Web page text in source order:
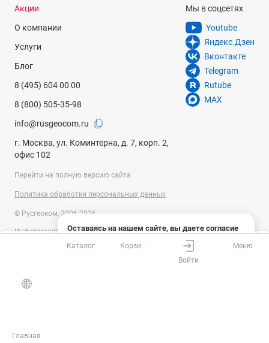
Оставаясь на нашем сайте, вы даете согласие
на использование файлов cookies и сбор данных
системами веб-аналитики
Акции
О компании
Услуги
Блог
8 (495) 604 00 00
8 (800) 505-35-98
info@rusgeocom.ru
г. Москва, ул. Коминтерна, д. 7, корп. 2,
офис 102
Мы в соцсетях
Youtube
Яндекс.Дзен
Вконтакте
Telegram
Rutube
MAX
Перейти на полную версию сайта
Политика обработки персональных данных
© Русгеоком, 2006-2026
Информация на сайте носит справочный характер и не является
публичной офертой, определяемой положениями Статьи 437
Гражданского кодекса Российской Федерации. Технические
изменены производителем без предварительного уведомления.
Уточняйте информацию у наших менеджеров.
Главная
Каталог
Корзина
Войти
Меню